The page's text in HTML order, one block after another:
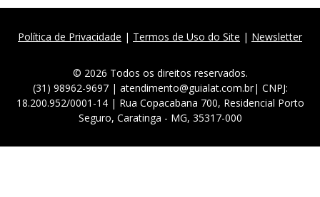
Política de Privacidade | Termos de Uso do Site | Newsletter
© 2026 Todos os direitos reservados.
(31) 98962-9697 | atendimento@guialat.com.br| CNPJ:
18.200.952/0001-14 | Rua Copacabana 700, Residencial Porto
Seguro, Caratinga - MG, 35317-000